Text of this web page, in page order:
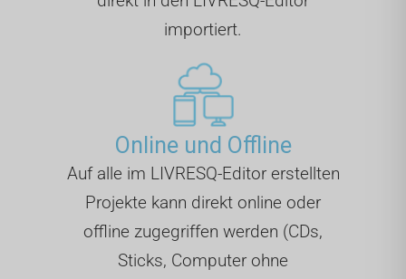
importiert.
Online und Offline
Auf alle im LIVRESQ-Editor erstellten
Projekte kann direkt online oder
offline zugegriffen werden (CDs,
Sticks, Computer ohne